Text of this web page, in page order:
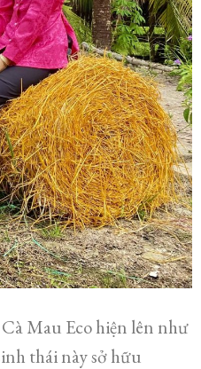
Mau Eco hiện lên như
thái này sở hữu